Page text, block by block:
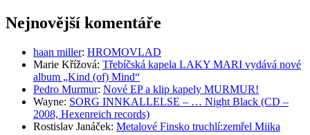
Nejnovější komentáře
haan miller: HROMOVLAD
Marie Křížová: Třebíčská kapela LAKY MARI vydává nové
album „Kind (of) Mind“
Pedro Murmur: Nové EP a klip kapely MURMUR!
Wayne: SORG INNKALLELSE – … Night Black (CD –
2008, Hexenreich records)
Rostislav Janáček: Metalové Finsko truchlí:zemřel Miika